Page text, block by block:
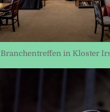
Branchentreffen in Kloster